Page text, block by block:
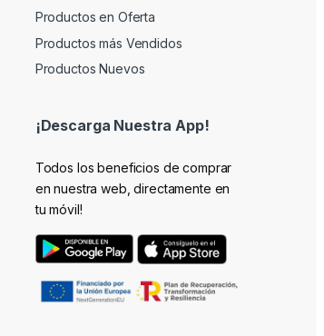
Productos en Oferta
Productos más Vendidos
Productos Nuevos
¡Descarga Nuestra App!
Todos los beneficios de comprar
en nuestra web, directamente en
tu móvil!